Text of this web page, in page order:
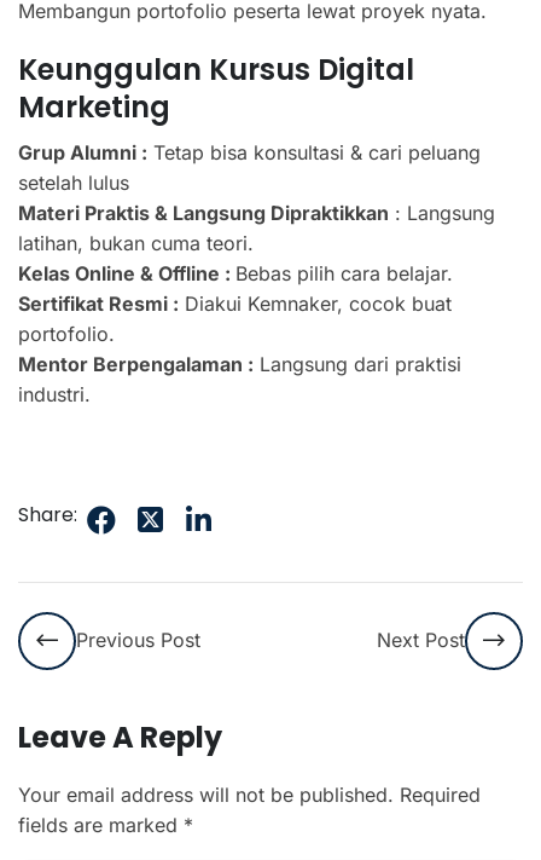
Membangun portofolio peserta lewat proyek nyata.
Keunggulan Kursus Digital
Marketing
Grup Alumni : Tetap bisa konsultasi & cari peluang
setelah lulus
Materi Praktis & Langsung Dipraktikkan : Langsung
latihan, bukan cuma teori.
Kelas Online & Offline : Bebas pilih cara belajar.
Sertifikat Resmi : Diakui Kemnaker, cocok buat
portofolio.
Mentor Berpengalaman : Langsung dari praktisi
industri.
Share:
Previous Post Next Post
Leave A Reply
Your email address will not be published. Required
fields are marked *